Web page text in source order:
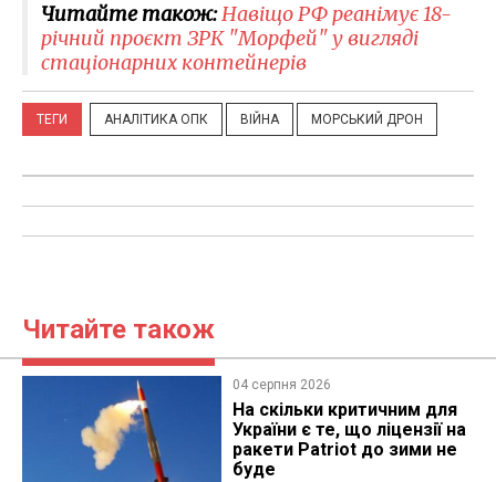
Читайте також:Навіщо РФ реанімує 18-
річний проєкт ЗРК "Морфей" у вигляді
стаціонарних контейнерів
ТЕГИ АНАЛІТИКА ОПК ВІЙНА МОРСЬКИЙ ДРОН
Читайте також
04 серпня 2026
На скільки критичним для
України є те, що ліцензії на
ракети Patriot до зими не
буде